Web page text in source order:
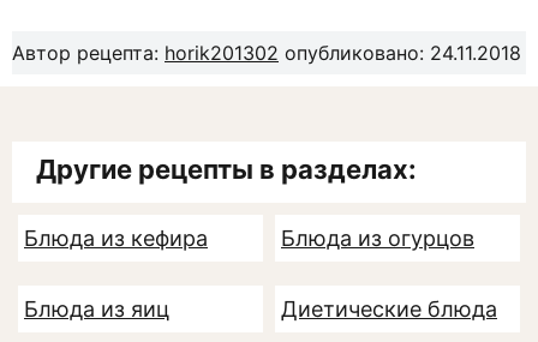
Автор рецепта: horik201302 опубликовано: 24.11.2018
Другие рецепты в разделах:
Блюда из кефира Блюда из огурцов
Блюда из яиц Диетические блюда